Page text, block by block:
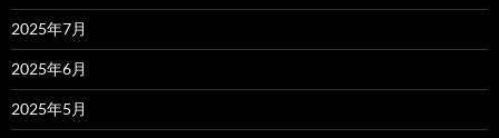
2025年7月
2025年6月
2025年5月